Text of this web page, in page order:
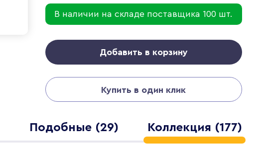
В наличии на складе поставщика 100 шт.
Добавить в корзину
Купить в один клик
Подобные (29) Коллекция (177)